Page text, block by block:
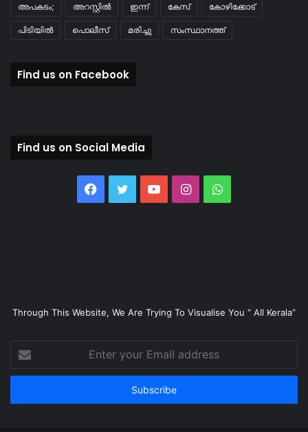
അപകടം; അറസ്റ്റിൽ ഇന്ന് കേസ് കോഴിക്കോട്
പിടിയിൽ പൊലീസ് മരിച്ചു സംസ്ഥാനത്ത്
Find us on Facebook
Find us on Social Media
Facebook
TwitterYouTubeInstagramWhatsApp
Through This Website, We Are Trying To Visualise You “ All Kerala”
your
Email